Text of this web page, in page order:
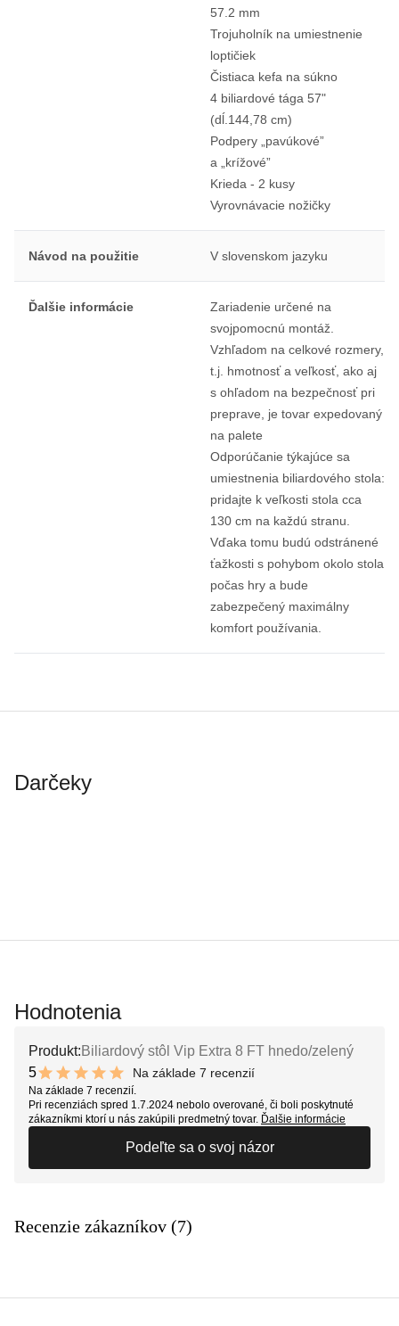
57.2 mm
Trojuholník na umiestnenie
loptičiek
Čistiaca kefa na súkno
4 biliardové tága 57"
(dĺ.144,78 cm)
Podpery „pavúkové”
a „krížové”
Krieda - 2 kusy
Vyrovnávacie nožičky
Návod na použitie V slovenskom jazyku
Ďalšie informácie
Zariadenie určené na
svojpomocnú montáž.
Vzhľadom na celkové rozmery,
t.j. hmotnosť a veľkosť, ako aj
s ohľadom na bezpečnosť pri
preprave, je tovar expedovaný
na palete
Odporúčanie týkajúce sa
umiestnenia biliardového stola:
pridajte k veľkosti stola cca
130 cm na každú stranu.
Vďaka tomu budú odstránené
ťažkosti s pohybom okolo stola
počas hry a bude
zabezpečený maximálny
komfort používania.
Darčeky
Hodnotenia
Produkt: Biliardový stôl Vip Extra 8 FT hnedo/zelený
5
10 out of 10 stars
Na základe 7 recenzií
Na základe 7 recenzií.
Pri recenziách spred 1.7.2024 nebolo overované, či boli poskytnuté
zákazníkmi ktorí u nás zakúpili predmetný tovar. Ďalšie informácie
Podeľte sa o svoj názor
Recenzie zákazníkov (7)